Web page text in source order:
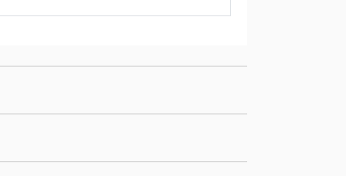
사항을 얻으려면 업그레이드해야 합니다.
사항을 얻으려면 업그레이드해야 합니다.